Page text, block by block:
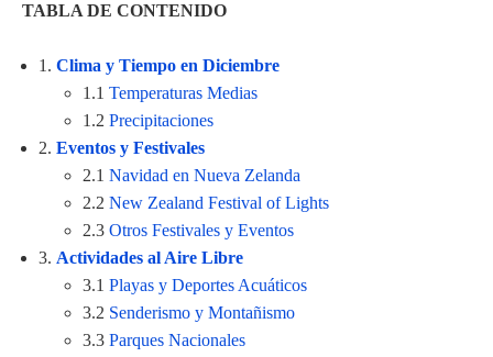
TABLA DE CONTENIDO
1. Clima y Tiempo en Diciembre
1.1 Temperaturas Medias
1.2 Precipitaciones
2. Eventos y Festivales
2.1 Navidad en Nueva Zelanda
2.2 New Zealand Festival of Lights
2.3 Otros Festivales y Eventos
3. Actividades al Aire Libre
3.1 Playas y Deportes Acuáticos
3.2 Senderismo y Montañismo
3.3 Parques Nacionales